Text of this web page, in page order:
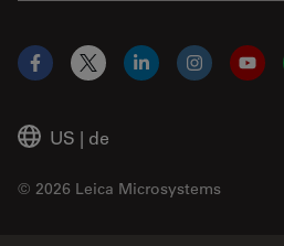
US | de
© 2026 Leica Microsystems
Facebook
X LinkedInInstagram